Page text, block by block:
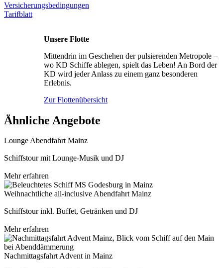
Versicherungsbedingungen
Tarifblatt
Unsere Flotte
Mittendrin im Geschehen der pulsierenden Metropole –
wo KD Schiffe ablegen, spielt das Leben! An Bord der
KD wird jeder Anlass zu einem ganz besonderen
Erlebnis.
Zur Flottenübersicht
Ähnliche Angebote
Lounge Abendfahrt Mainz
Schiffstour mit Lounge-Musik und DJ
Mehr erfahren
Weihnachtliche all-inclusive Abendfahrt Mainz
Schiffstour inkl. Buffet, Getränken und DJ
Mehr erfahren
Nachmittagsfahrt Advent in Mainz